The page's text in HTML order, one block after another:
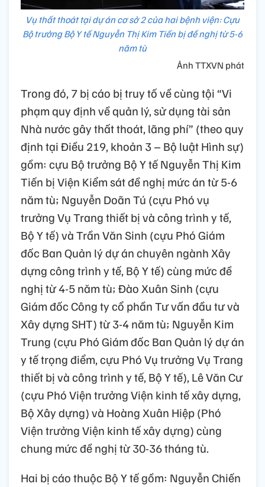
Vụ thất thoát tại dự án cơ sở 2 của hai bệnh viện: Cựu
Bộ trưởng Bộ Y tế Nguyễn Thị Kim Tiến bị đề nghị từ 5-6
năm tù
Ảnh TTXVN phát
Trong đó, 7 bị cáo bị truy tố về cùng tội “Vi
phạm quy định về quản lý, sử dụng tài sản
Nhà nước gây thất thoát, lãng phí” (theo quy
định tại Điều 219, khoản 3 – Bộ luật Hình sự)
gồm: cựu Bộ trưởng Bộ Y tế Nguyễn Thị Kim
Tiến bị Viện Kiểm sát đề nghị mức án từ 5-6
năm tù; Nguyễn Doãn Tú (cựu Phó vụ
trưởng Vụ Trang thiết bị và công trình y tế,
Bộ Y tế) và Trần Văn Sinh (cựu Phó Giám
đốc Ban Quản lý dự án chuyên ngành Xây
dựng công trình y tế, Bộ Y tế) cùng mức đề
nghị từ 4-5 năm tù; Đào Xuân Sinh (cựu
Giám đốc Công ty cổ phần Tư vấn đầu tư và
Xây dựng SHT) từ 3-4 năm tù; Nguyễn Kim
Trung (cựu Phó Giám đốc Ban Quản lý dự án
y tế trọng điểm, cựu Phó Vụ trưởng Vụ Trang
thiết bị và công trình y tế, Bộ Y tế), Lê Văn Cư
(cựu Phó Viện trưởng Viện kinh tế xây dựng,
Bộ Xây dựng) và Hoàng Xuân Hiệp (Phó
Viện trưởng Viện kinh tế xây dựng) cùng
chung mức đề nghị từ 30-36 tháng tù.
Hai bị cáo thuộc Bộ Y tế gồm: Nguyễn Chiến